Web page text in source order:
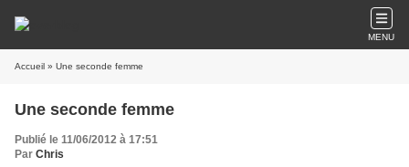
MENU
Accueil » Une seconde femme
Une seconde femme
Publié le 11/06/2012 à 17:51
Par Chris